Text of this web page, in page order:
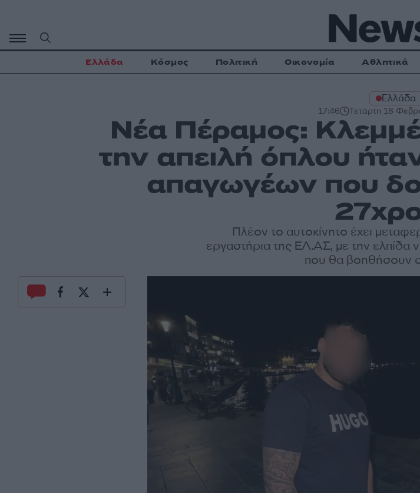
περιεχόμενο
Ελλάδα Κόσμος Πολιτική Οικονομία Αθλητικά
Ελλάδα
17:46 Τετάρτη 18
Νέα Πέραμος:
την απειλή όπλου
απαγωγέων που
Πλέον το αυτοκίνητο έχει
εργαστήρια της ΕΛ.ΑΣ, με την ελπίδα
που θα βοηθήσουν